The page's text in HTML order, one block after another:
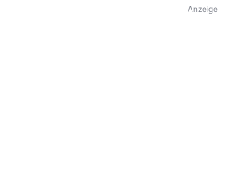
Anzeige